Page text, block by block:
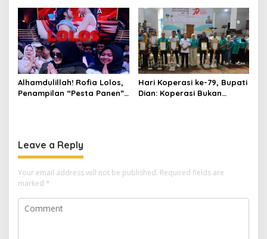
untuk Perkuat Sistem Merit
ASN
Umrah Kuningan, Minta Hak
Jemaah Dipenuhi
Alhamdulillah! Rofia Lolos,
Penampilan “Pesta Panen”
Hari Koperasi ke-79, Bupati
Dian: Koperasi Bukan
Leave a Reply
Your email address will not be published. Required fields are
marked *